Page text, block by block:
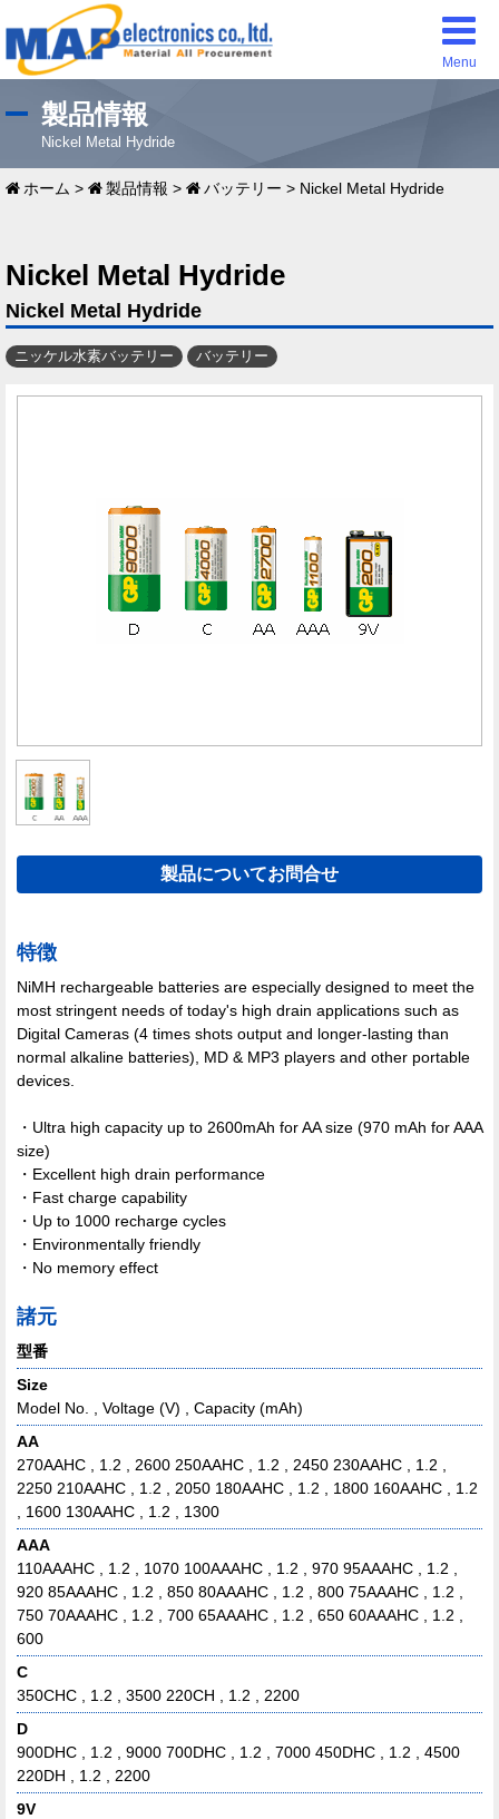
Menu
製品情報
Nickel Metal Hydride
ホーム > 製品情報 > バッテリー > Nickel Metal Hydride
Nickel Metal Hydride
Nickel Metal Hydride
ニッケル水素バッテリー バッテリー
製品についてお問合せ
特徴
NiMH rechargeable batteries are especially designed to meet the
most stringent needs of today's high drain applications such as
Digital Cameras (4 times shots output and longer-lasting than
normal alkaline batteries), MD & MP3 players and other portable
devices.
・Ultra high capacity up to 2600mAh for AA size (970 mAh for AAA
size)
・Excellent high drain performance
・Fast charge capability
・Up to 1000 recharge cycles
・Environmentally friendly
・No memory effect
諸元
型番
Size
Model No. , Voltage (V) , Capacity (mAh)
AA
270AAHC , 1.2 , 2600 250AAHC , 1.2 , 2450 230AAHC , 1.2 ,
2250 210AAHC , 1.2 , 2050 180AAHC , 1.2 , 1800 160AAHC , 1.2
, 1600 130AAHC , 1.2 , 1300
AAA
110AAAHC , 1.2 , 1070 100AAAHC , 1.2 , 970 95AAAHC , 1.2 ,
920 85AAAHC , 1.2 , 850 80AAAHC , 1.2 , 800 75AAAHC , 1.2 ,
750 70AAAHC , 1.2 , 700 65AAAHC , 1.2 , 650 60AAAHC , 1.2 ,
600
C
350CHC , 1.2 , 3500 220CH , 1.2 , 2200
D
900DHC , 1.2 , 9000 700DHC , 1.2 , 7000 450DHC , 1.2 , 4500
220DH , 1.2 , 2200
9V